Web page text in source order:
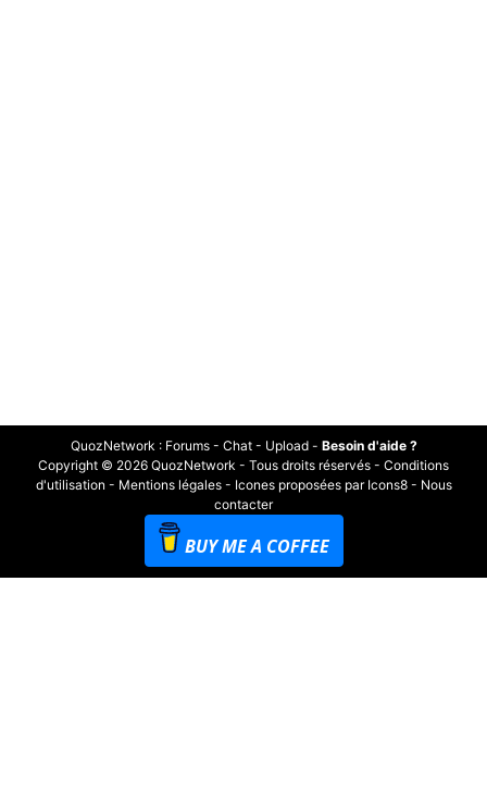
QuozNetwork : Forums- Chat- Upload- Besoin d'aide ?
Copyright © 2026 QuozNetwork - Tous droits réservés - Conditions
d'utilisation - Mentions légales- Icones proposées par Icons8- Nous
contacter
BUY ME A COFFEE